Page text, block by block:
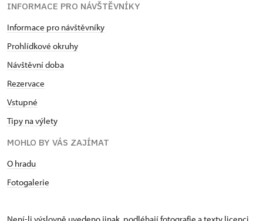
INFORMACE PRO NÁVŠTĚVNÍKY
Informace pro návštěvníky
Prohlídkové okruhy
Návštěvní doba
Rezervace
Vstupné
Tipy na výlety
MOHLO BY VÁS ZAJÍMAT
O hradu
Fotogalerie